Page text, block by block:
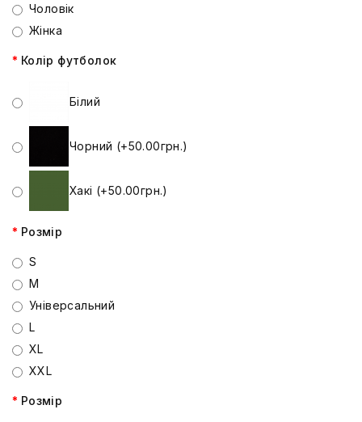
Чоловік
Жінка
Колір футболок
Білий
Чорний (+50.00грн.)
Хакі (+50.00грн.)
Розмір
S
M
Універсальний
L
XL
XXL
Розмір